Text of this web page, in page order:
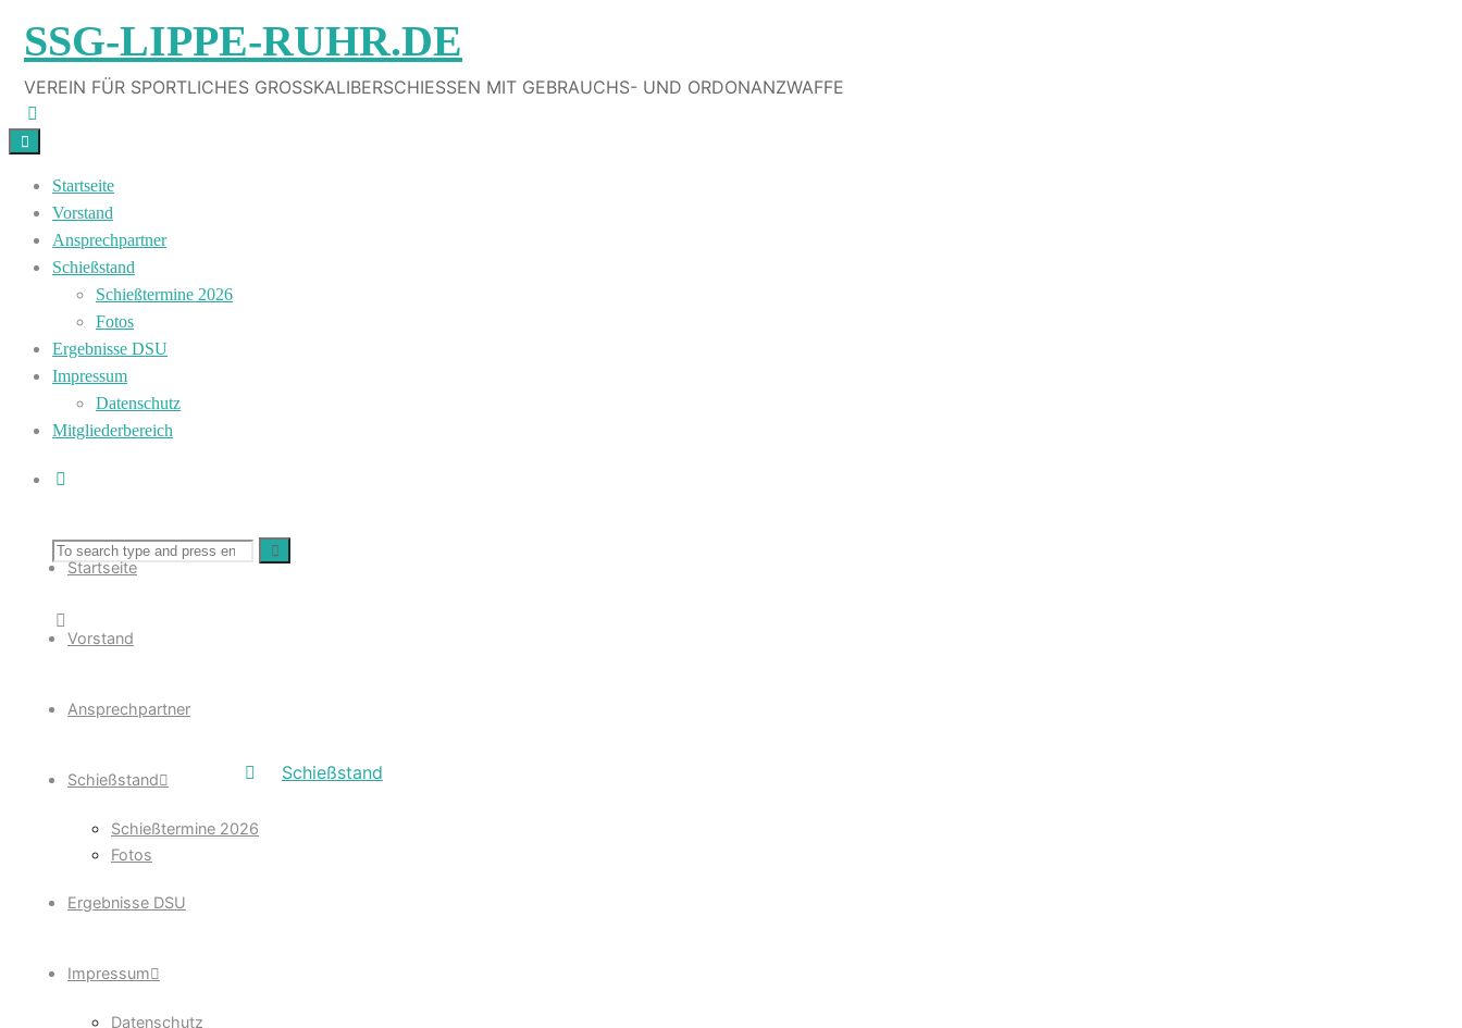
SSG-LIPPE-RUHR.DE
VEREIN FÜR SPORTLICHES GROSSKALIBERSCHIESSEN MIT GEBRAUCHS- UND ORDONANZWAFFE
Startseite
Vorstand
Ansprechpartner
Schießstand
Schießtermine 2026
Fotos
Ergebnisse DSU
Impressum
Datenschutz
Mitgliederbereich
Search
for:
Search
Startseite
Vorstand
Ansprechpartner
Schießstand
Schießtermine 2026
Fotos
Ergebnisse DSU
Impressum
Datenschutz
Home
Schießstand